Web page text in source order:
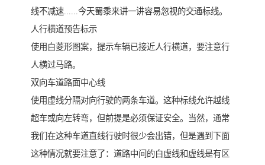
线不减速......今天蜀黍来讲一讲容易忽视的交通标线。
人行横道预告标示
使用白菱形图案，提示车辆已接近人行横道，要注意行
人横过马路。
双向车道路面中心线
使用虚线分隔对向行驶的两条车道。这种标线允许越线
超车或向左转弯，但前提是必须保证安全。当然，通常
我们在这种车道直线行驶时很少会出错，但是遇到下面
这种情况就要注意了：道路中间的白虚线和虚线是有区